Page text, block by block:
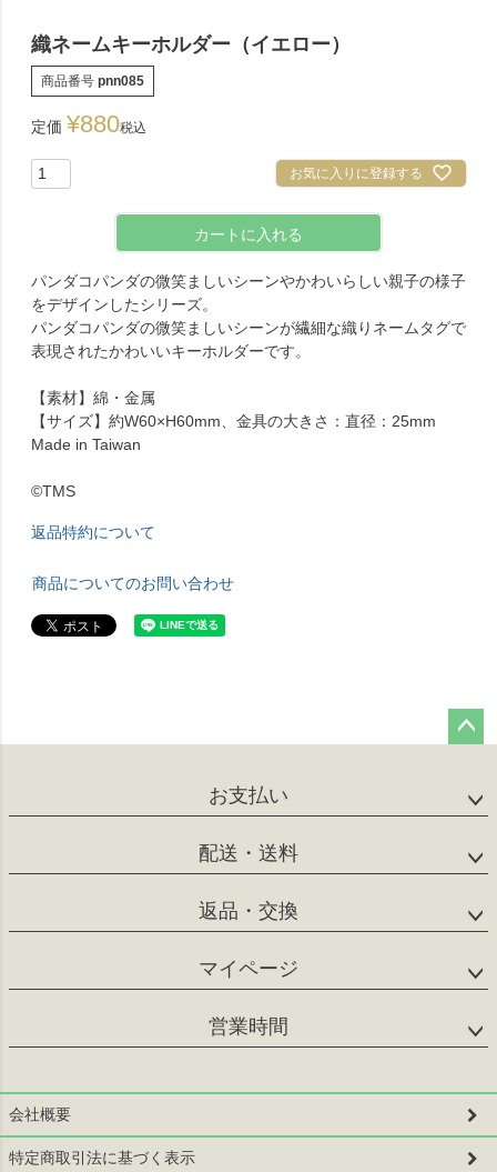
織ネームキーホルダー（イエロー）
商品番号 pnn085
定価 ¥880税込
お気に入りに登録する
カートに入れる
パンダコパンダの微笑ましいシーンやかわいらしい親子の様子
をデザインしたシリーズ。
パンダコパンダの微笑ましいシーンが繊細な織りネームタグで
表現されたかわいいキーホルダーです。
【素材】綿・金属
【サイズ】約W60×H60mm、金具の大きさ：直径：25mm
Made in Taiwan
©TMS
返品特約について
商品についてのお問い合わせ
ップ
お支払い
配送・送料
返品・交換
マイページ
営業時間
会社概要
特定商取引法に基づく表示